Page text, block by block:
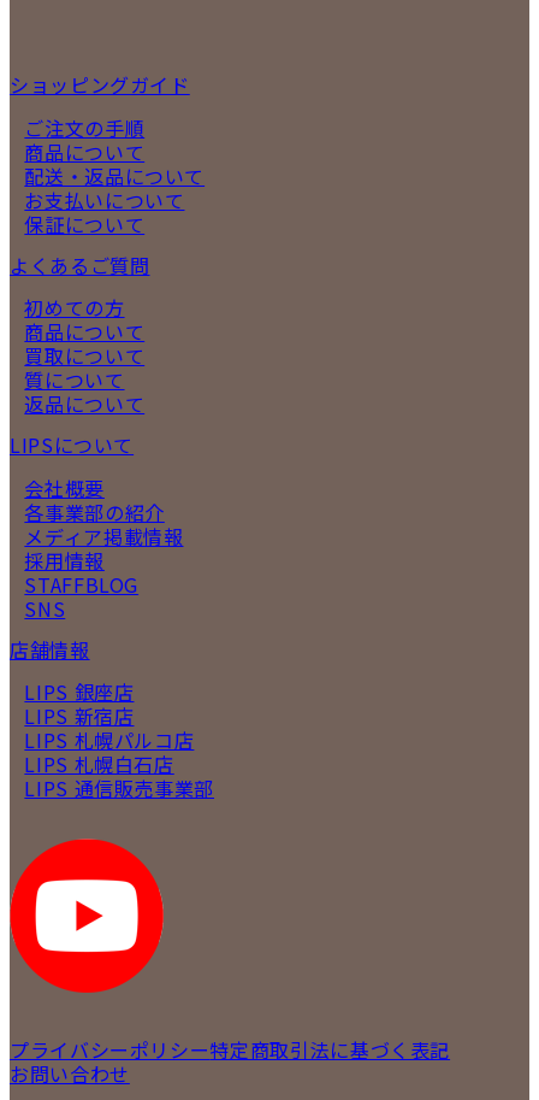
ショッピングガイド
ご注文の手順
商品について
配送・返品について
お支払いについて
保証について
よくあるご質問
初めての方
商品について
買取について
質について
返品について
LIPSについて
会社概要
各事業部の紹介
メディア掲載情報
採用情報
STAFFBLOG
SNS
店舗情報
LIPS 銀座店
LIPS 新宿店
LIPS 札幌パルコ店
LIPS 札幌白石店
LIPS 通信販売事業部
プライバシーポリシー特定商取引法に基づく表記
お問い合わせ